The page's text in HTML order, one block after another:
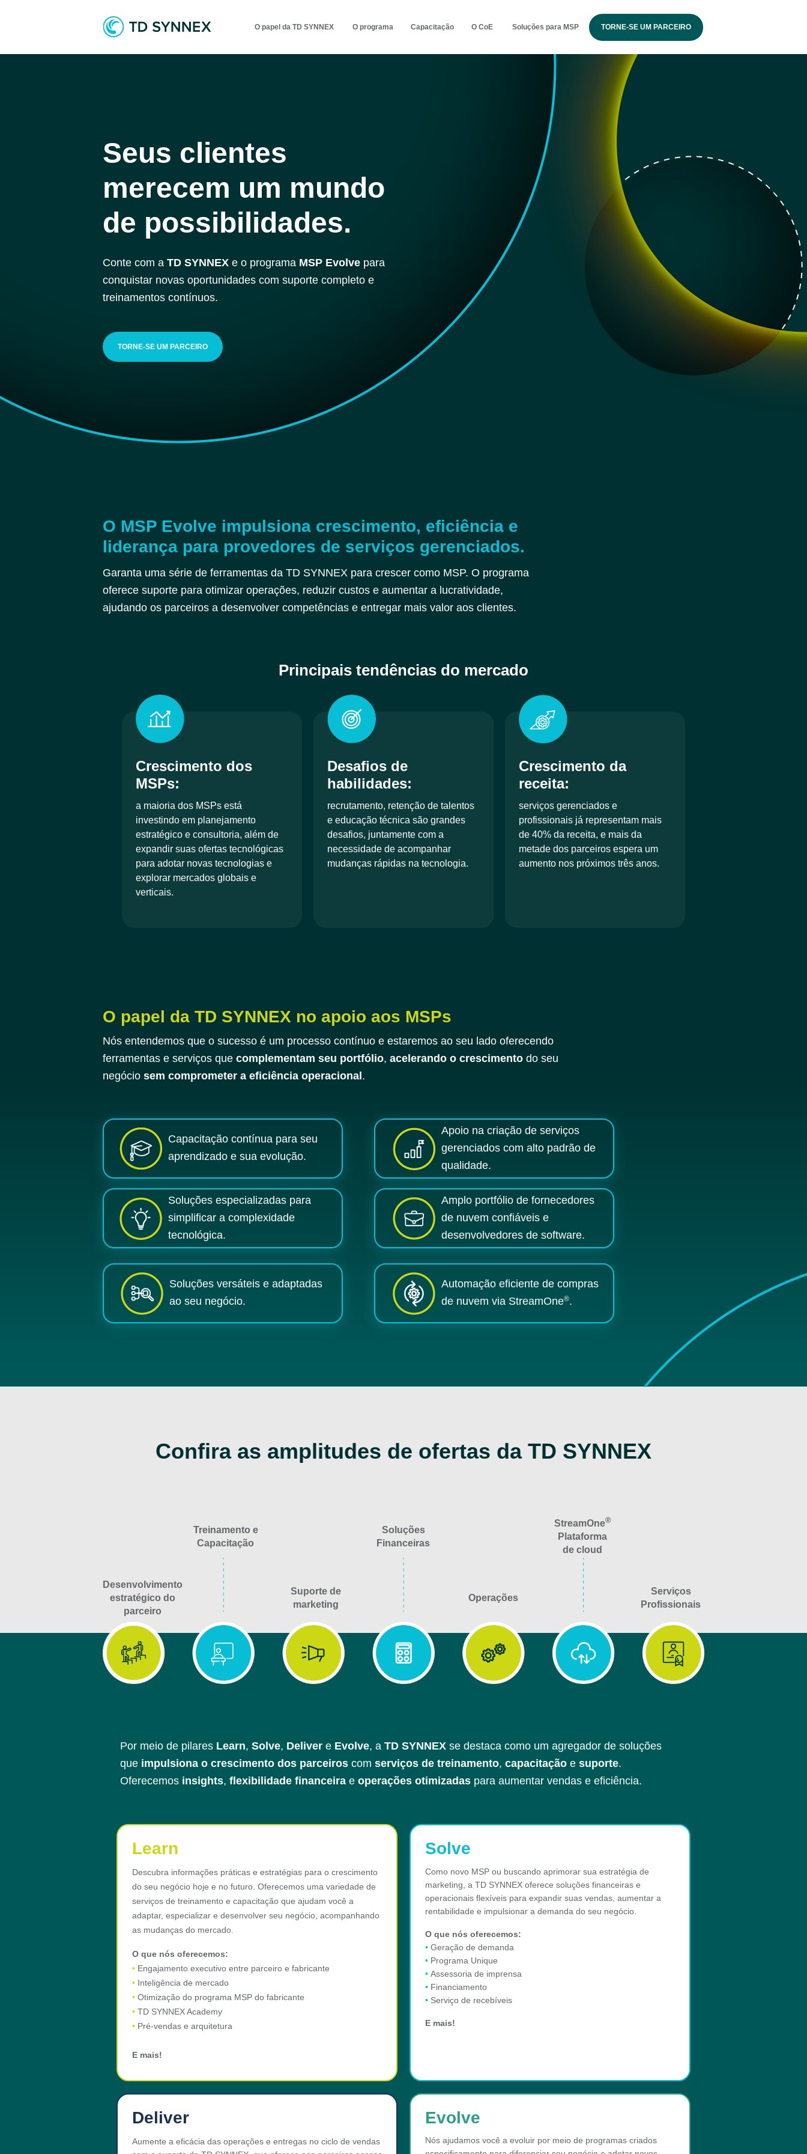
TORNE-SE UM PARCEIRO
Soluções para MSP
O programa
O papel da TD SYNNEX Capacitação O CoE
Seus clientes
merecem um mundo
de possibilidades.
Conte com a TD SYNNEX e o programa MSP Evolve para
conquistar novas oportunidades com suporte completo e
treinamentos contínuos.
TORNE-SE UM PARCEIRO
O papel da TD SYNNEX no apoio aos MSPs
Nós entendemos que o sucesso é um processo contínuo e estaremos ao seu lado oferecendo
ferramentas e serviços que complementam seu portfólio, acelerando o crescimento do seu
negócio sem comprometer a eficiência operacional .
Capacitação contínua para seu
aprendizado e sua evolução.
Soluções especializadas para
simplificar a complexidade
tecnológica.
Soluções versáteis e adaptadas
ao seu negócio.
Automação eficiente de compras
de nuvem via StreamOne®.
Apoio na criação de serviços
gerenciados com alto padrão de
qualidade.
Amplo portfólio de fornecedores
de nuvem confiáveis e
desenvolvedores de software.
O MSP Evolve impulsiona crescimento, eficiência e
liderança para provedores de serviços gerenciados.
Garanta uma série de ferramentas da TD SYNNEX para crescer como MSP. O programa
oferece suporte para otimizar operações, reduzir custos e aumentar a lucratividade,
ajudando os parceiros a desenvolver competências e entregar mais valor aos clientes.
Crescimento dos
MSPs:
a maioria dos MSPs está
investindo em planejamento
estratégico e consultoria, além de
expandir suas ofertas tecnológicas
para adotar novas tecnologias e
explorar mercados globais e
verticais.
Desafios de
habilidades:
recrutamento, retenção de talentos
e educação técnica são grandes
desafios, juntamente com a
necessidade de acompanhar
mudanças rápidas na tecnologia.
Crescimento da
receita:
serviços gerenciados e
profissionais já representam mais
de 40% da receita, e mais da
metade dos parceiros espera um
aumento nos próximos três anos.
Principais tendências do mercado
Confira as amplitudes de ofertas da TD SYNNEX
Por meio de pilares Learn, Solve, Deliver e Evolve, a TD SYNNEX se destaca como um agregador de soluções
que impulsiona o crescimento dos parceiros com serviços de treinamento, capacitação e suporte.
Oferecemos insights, flexibilidade financeira e operações otimizadas para aumentar vendas e eficiência.
Desenvolvimento
estratégico do
parceiro
Treinamento e
Capacitação
Soluções
Financeiras
Suporte de
marketing
Operações
StreamOne®
Plataforma
de cloud
Serviços
Profissionais
Descubra informações práticas e estratégias para o crescimento
do seu negócio hoje e no futuro. Oferecemos uma variedade de
serviços de treinamento e capacitação que ajudam você a
adaptar, especializar e desenvolver seu negócio, acompanhando
as mudanças do mercado.
O que nós oferecemos:
• Engajamento executivo entre parceiro e fabricante
• Inteligência de mercado
• Otimização do programa MSP do fabricante
• TD SYNNEX Academy
• Pré-vendas e arquitetura
E mais!
Learn
Como novo MSP ou buscando aprimorar sua estratégia de
marketing, a TD SYNNEX oferece soluções financeiras e
operacionais flexíveis para expandir suas vendas, aumentar a
rentabilidade e impulsionar a demanda do seu negócio.
O que nós oferecemos:
• Geração de demanda
• Programa Unique
• Assessoria de imprensa
• Financiamento
• Serviço de recebíveis
E mais!
Solve
Nós ajudamos você a evoluir por meio de programas criados
Evolve
Aumente a eficácia das operações e entregas no ciclo de vendas
Deliver